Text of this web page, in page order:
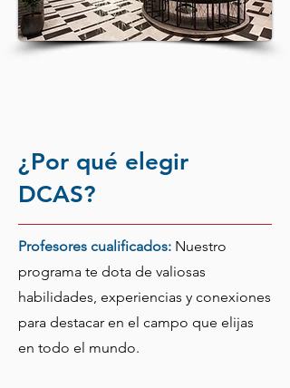
¿Por qué elegir
DCAS?
Profesores cualificados: Nuestro
programa te dota de valiosas
habilidades, experiencias y conexiones
para destacar en el campo que elijas
en todo el mundo.